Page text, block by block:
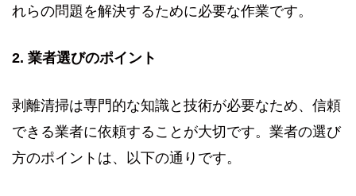
れらの問題を解決するために必要な作業です。
2. 業者選びのポイント
剥離清掃は専門的な知識と技術が必要なため、信頼
できる業者に依頼することが大切です。業者の選び
方のポイントは、以下の通りです。